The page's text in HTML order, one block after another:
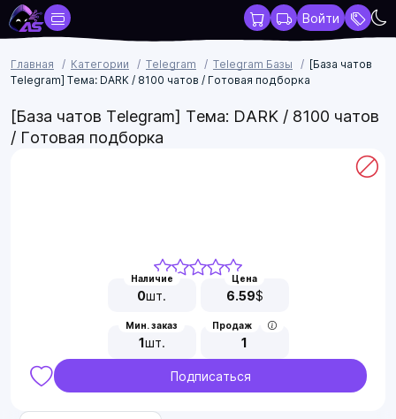
Войти
Главная Категории Telegram Telegram Базы
[База чатов
Telegram] Тема: DARK / 8100 чатов / Готовая подборка
[База чатов Telegram] Тема: DARK / 8100 чатов
/ Готовая подборка
Наличие
0шт.
Цена
6.59$
Мин. заказ
1шт.
Продаж
1
Подписаться